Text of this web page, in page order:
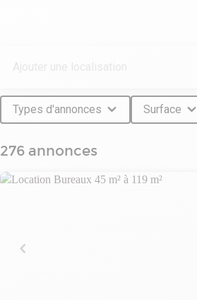
Types d'annonces Surface
276 annonces